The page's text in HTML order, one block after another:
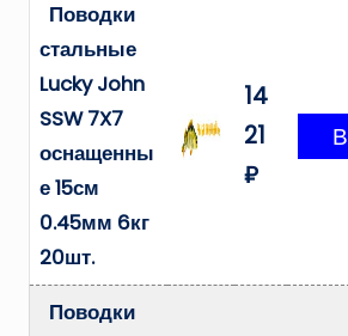
Поводки
стальные
Lucky John
SSW 7X7
оснащенны
е 15см
0.45мм 6кг
20шт.
14
21
₽
Поводки